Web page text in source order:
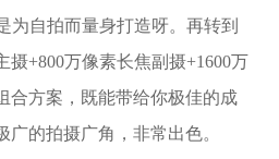
为自拍而量身打造呀。再转到
摄+800万像素长焦副摄+1600万
合方案，既能带给你极佳的成
的拍摄广角，非常出色。